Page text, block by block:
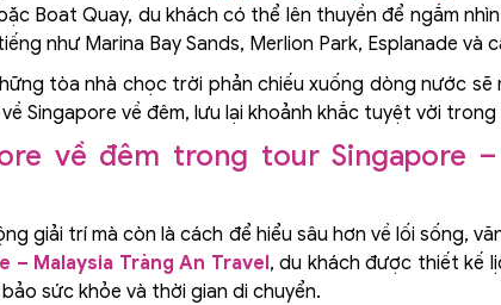
Boat Quay, du khách có thể lên thuyền để ngắm
như Marina Bay Sands, Merlion Park, Esplanade và
tòa nhà chọc trời phản chiếu xuống dòng nước sẽ
Singapore về đêm, lưu lại khoảnh khắc tuyệt vời trong
về đêm trong tour Singapore –
giải trí mà còn là cách để hiểu sâu hơn về lối sống,
– Malaysia Tràng An Travel, du khách được thiết kế
sức khỏe và thời gian di chuyển.